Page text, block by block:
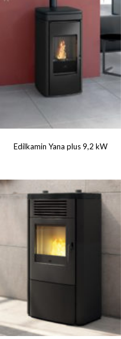
Edilkamin Yana plus 9,2 kW